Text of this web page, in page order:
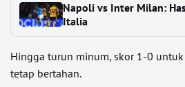
Napoli vs Inter Milan:
Italia
Hingga turun minum, skor 1-0
tetap bertahan.